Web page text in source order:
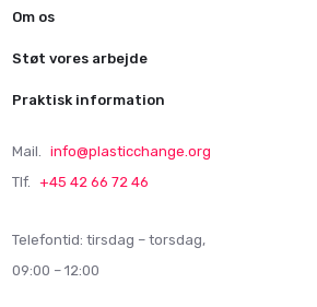
Om os
Støt vores arbejde
Praktisk information
Mail.
info@plasticchange.org
Tlf.
+45 42 66 72 46
Telefontid: tirsdag – torsdag,
09:00 – 12:00